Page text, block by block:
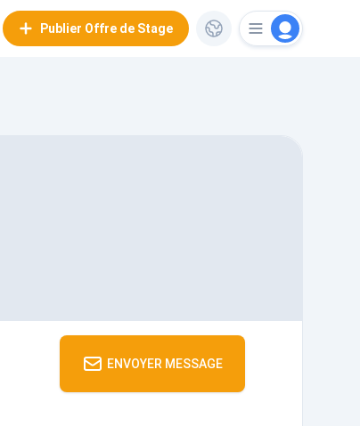
Publier Offre de Stage
ENVOYER MESSAGE